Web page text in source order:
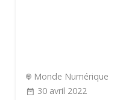
Monde Numérique
30 avril 2022